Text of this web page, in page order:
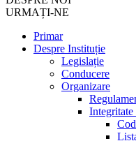
URMAȚI-NE
Primar
Despre Instituție
Legislație
Conducere
Organizare